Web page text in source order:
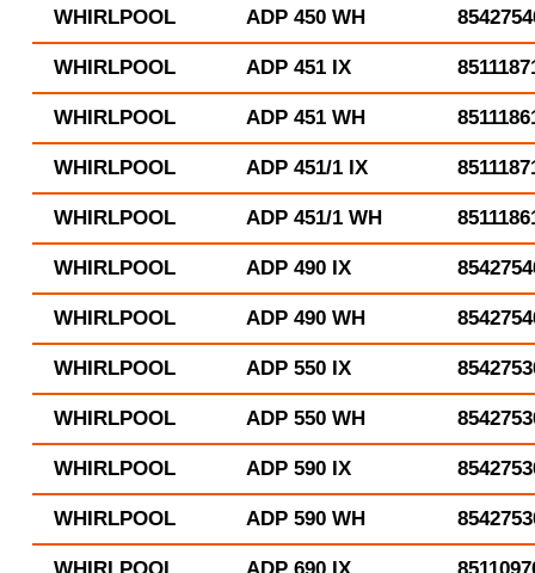
WHIRLPOOL ADP 450 WH
WHIRLPOOL ADP 451 IX
WHIRLPOOL ADP 451 WH
WHIRLPOOL ADP 451/1 IX
WHIRLPOOL ADP 451/1 WH
WHIRLPOOL ADP 490 IX
WHIRLPOOL ADP 490 WH
WHIRLPOOL ADP 550 IX
WHIRLPOOL ADP 550 WH
WHIRLPOOL ADP 590 IX
WHIRLPOOL ADP 590 WH